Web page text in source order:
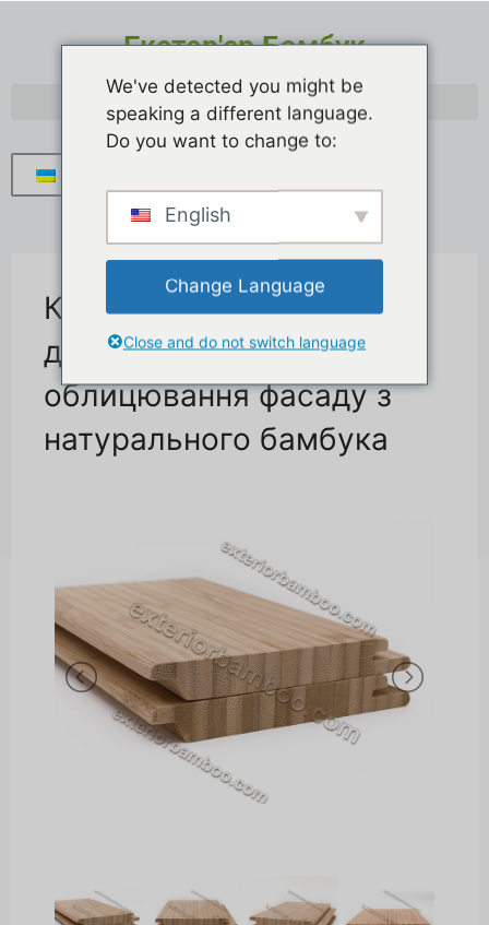
Екстер'єр Бамбук
Кваліфіковане
декоративне
облицювання фасаду з
натурального бамбука
We've detected you might be
speaking a different language.
Do you want to change to:
English
Change Language
Close and do not switch language